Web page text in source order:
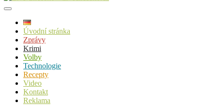
Úvodní stránka
Zprávy
Krimi
Volby
Technologie
Recepty
Video
Kontakt
Reklama